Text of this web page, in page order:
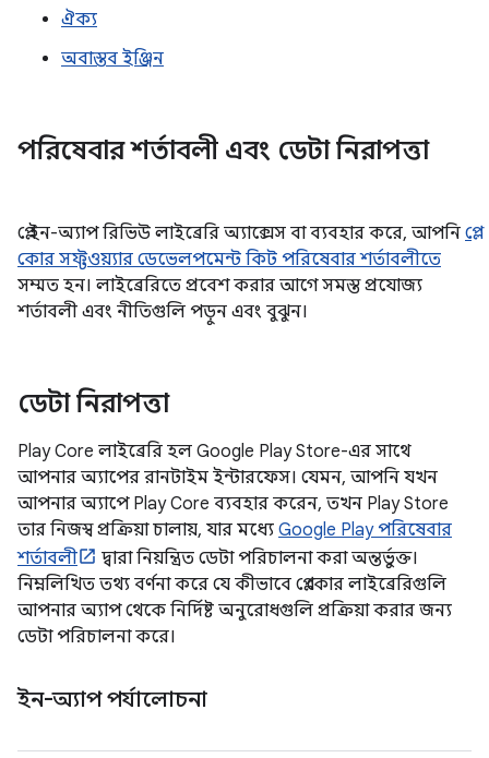
ঐক্য
অবাস্তব ইঞ্জিন
পরিষেবার শর্তাবলী এবং ডেটা নিরাপত্তা
প্লে ইন-অ্যাপ রিভিউ লাইব্রেরি অ্যাক্সেস বা ব্যবহার করে, আপনি প্লে
কোর সফ্টওয়্যার ডেভেলপমেন্ট কিট পরিষেবার শর্তাবলীতে
সম্মত হন। লাইব্রেরিতে প্রবেশ করার আগে সমস্ত প্রযোজ্য
শর্তাবলী এবং নীতিগুলি পড়ুন এবং বুঝুন।
ডেটা নিরাপত্তা
Play Core লাইব্রেরি হল Google Play Store-এর সাথে
আপনার অ্যাপের রানটাইম ইন্টারফেস। যেমন, আপনি যখন
আপনার অ্যাপে Play Core ব্যবহার করেন, তখন Play Store
তার নিজস্ব প্রক্রিয়া চালায়, যার মধ্যে Google Play পরিষেবার
শর্তাবলী
দ্বারা নিয়ন্ত্রিত ডেটা পরিচালনা করা অন্তর্ভুক্ত।
নিম্নলিখিত তথ্য বর্ণনা করে যে কীভাবে প্লে কোর লাইব্রেরিগুলি
আপনার অ্যাপ থেকে নির্দিষ্ট অনুরোধগুলি প্রক্রিয়া করার জন্য
ডেটা পরিচালনা করে।
ইন-অ্যাপ পর্যালোচনা